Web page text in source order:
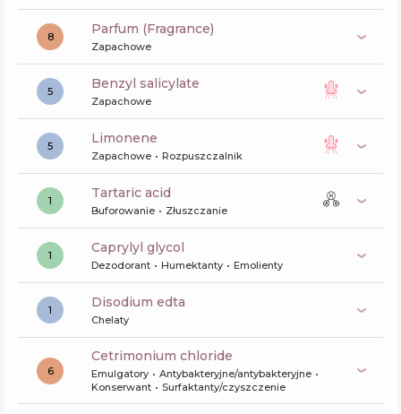
8 Parfum (Fragrance)
Zapachowe
5 benzyl salicylate
Zapachowe
5 limonene
Zapachowe Rozpuszczalnik
1 tartaric acid
Buforowanie Złuszczanie
1 caprylyl glycol
Dezodorant Humektanty Emolienty
1 disodium edta
Chelaty
6
cetrimonium chloride
Emulgatory
Antybakteryjne/antybakteryjne
Konserwant
Surfaktanty/czyszczenie